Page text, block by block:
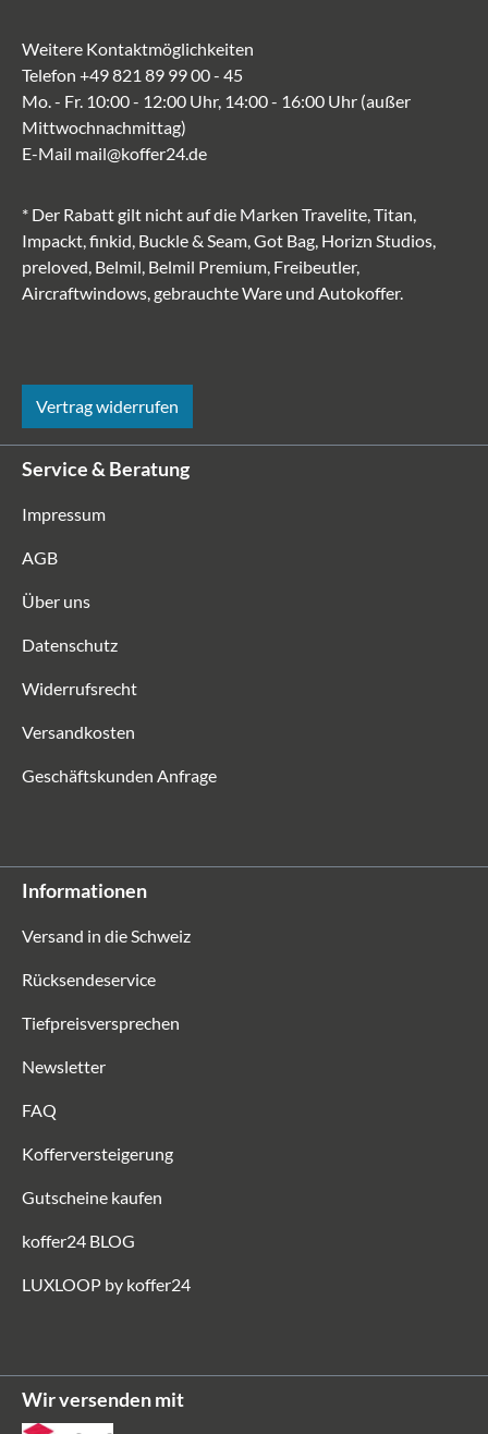
Weitere Kontaktmöglichkeiten
Telefon +49 821 89 99 00 - 45
Mo. - Fr. 10:00 - 12:00 Uhr, 14:00 - 16:00 Uhr (außer
Mittwochnachmittag)
E-Mail mail@koffer24.de
* Der Rabatt gilt nicht auf die Marken Travelite, Titan,
Impackt, finkid, Buckle & Seam, Got Bag, Horizn Studios,
preloved, Belmil, Belmil Premium, Freibeutler,
Aircraftwindows, gebrauchte Ware und Autokoffer.
Vertrag widerrufen
Service & Beratung
Impressum
AGB
Über uns
Datenschutz
Widerrufsrecht
Versandkosten
Geschäftskunden Anfrage
Informationen
Versand in die Schweiz
Rücksendeservice
Tiefpreisversprechen
Newsletter
FAQ
Kofferversteigerung
Gutscheine kaufen
koffer24 BLOG
LUXLOOP by koffer24
Wir versenden mit